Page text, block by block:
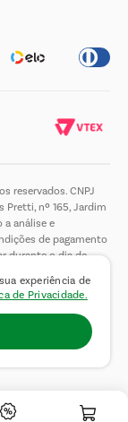
experiência de
de Privacidade.
reservados. CNPJ
Pretti, nº 165, Jardim
a análise e
de pagamento
durante o dia de
por cliente. Não
proibida a venda e a
anos, conforme Lei